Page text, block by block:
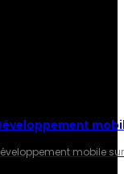
mobile